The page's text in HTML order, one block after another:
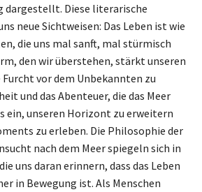
dargestellt. Diese literarische
neue Sichtweisen: Das Leben ist wie
die uns mal sanft, mal stürmisch
den wir überstehen, stärkt unseren
vor dem Unbekannten zu
und das Abenteuer, die das Meer
ein, unseren Horizont zu erweitern
zu erleben. Die Philosophie der
nach dem Meer spiegeln sich in
uns daran erinnern, dass das Leben
in Bewegung ist. Als Menschen